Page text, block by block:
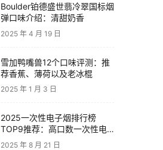
Boulder铂德盛世翡冷翠国标烟
弹口味介绍：清甜奶香
2025 年 4 月 19 日
雪加鸭嘴兽12个口味评测：推
荐香蕉、薄荷以及老冰棍
2025 年 1 月 3 日
2025一次性电子烟排行榜
TOP9推荐：高口数一次性电
子烟对比，性价比电子烟品牌
2025 年 8 月 21 日